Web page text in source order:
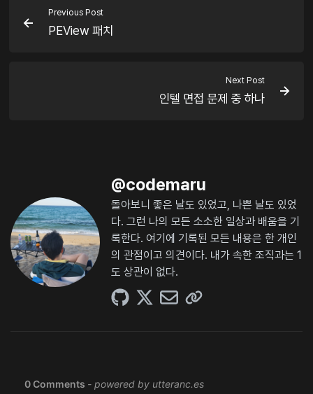
Previous Post
PEView 패치
Next Post
인텔 면접 문제 중 하나
@codemaru
돌아보니 좋은 날도 있었고, 나쁜 날도 있었
다. 그런 나의 모든 소소한 일상과 배움을 기
록한다. 여기에 기록된 모든 내용은 한 개인
의 관점이고 의견이다. 내가 속한 조직과는 1
도 상관이 없다.